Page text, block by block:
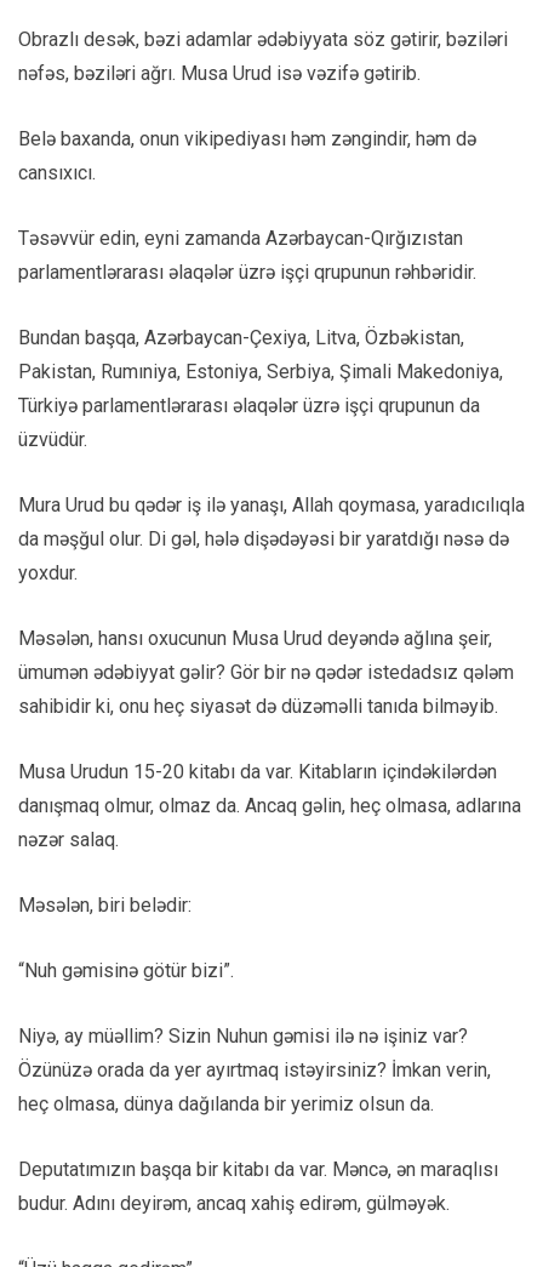
Obrazlı desək, bəzi adamlar ədəbiyyata söz gətirir, bəziləri
nəfəs, bəziləri ağrı. Musa Urud isə vəzifə gətirib.
Belə baxanda, onun vikipediyası həm zəngindir, həm də
cansıxıcı.
Təsəvvür edin, eyni zamanda Azərbaycan-Qırğızıstan
parlamentlərarası əlaqələr üzrə işçi qrupunun rəhbəridir.
Bundan başqa, Azərbaycan-Çexiya, Litva, Özbəkistan,
Pakistan, Rumıniya, Estoniya, Serbiya, Şimali Makedoniya,
Türkiyə parlamentlərarası əlaqələr üzrə işçi qrupunun da
üzvüdür.
Mura Urud bu qədər iş ilə yanaşı, Allah qoymasa, yaradıcılıqla
da məşğul olur. Di gəl, hələ dişədəyəsi bir yaratdığı nəsə də
yoxdur.
Məsələn, hansı oxucunun Musa Urud deyəndə ağlına şeir,
ümumən ədəbiyyat gəlir? Gör bir nə qədər istedadsız qələm
sahibidir ki, onu heç siyasət də düzəməlli tanıda bilməyib.
Musa Urudun 15-20 kitabı da var. Kitabların içindəkilərdən
danışmaq olmur, olmaz da. Ancaq gəlin, heç olmasa, adlarına
nəzər salaq.
Məsələn, biri belədir:
“Nuh gəmisinə götür bizi”.
Niyə, ay müəllim? Sizin Nuhun gəmisi ilə nə işiniz var?
Özünüzə orada da yer ayırtmaq istəyirsiniz? İmkan verin,
heç olmasa, dünya dağılanda bir yerimiz olsun da.
Deputatımızın başqa bir kitabı da var. Məncə, ən maraqlısı
budur. Adını deyirəm, ancaq xahiş edirəm, gülməyək.